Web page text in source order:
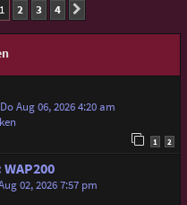
1 2 3 4
Do Aug 06, 2026 4:20 am
1 2
02, 2026 7:57 pm